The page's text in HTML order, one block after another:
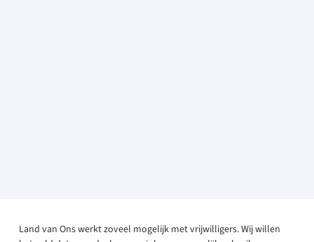
Land van Ons werkt zoveel mogelijk met vrijwilligers. Wij willen